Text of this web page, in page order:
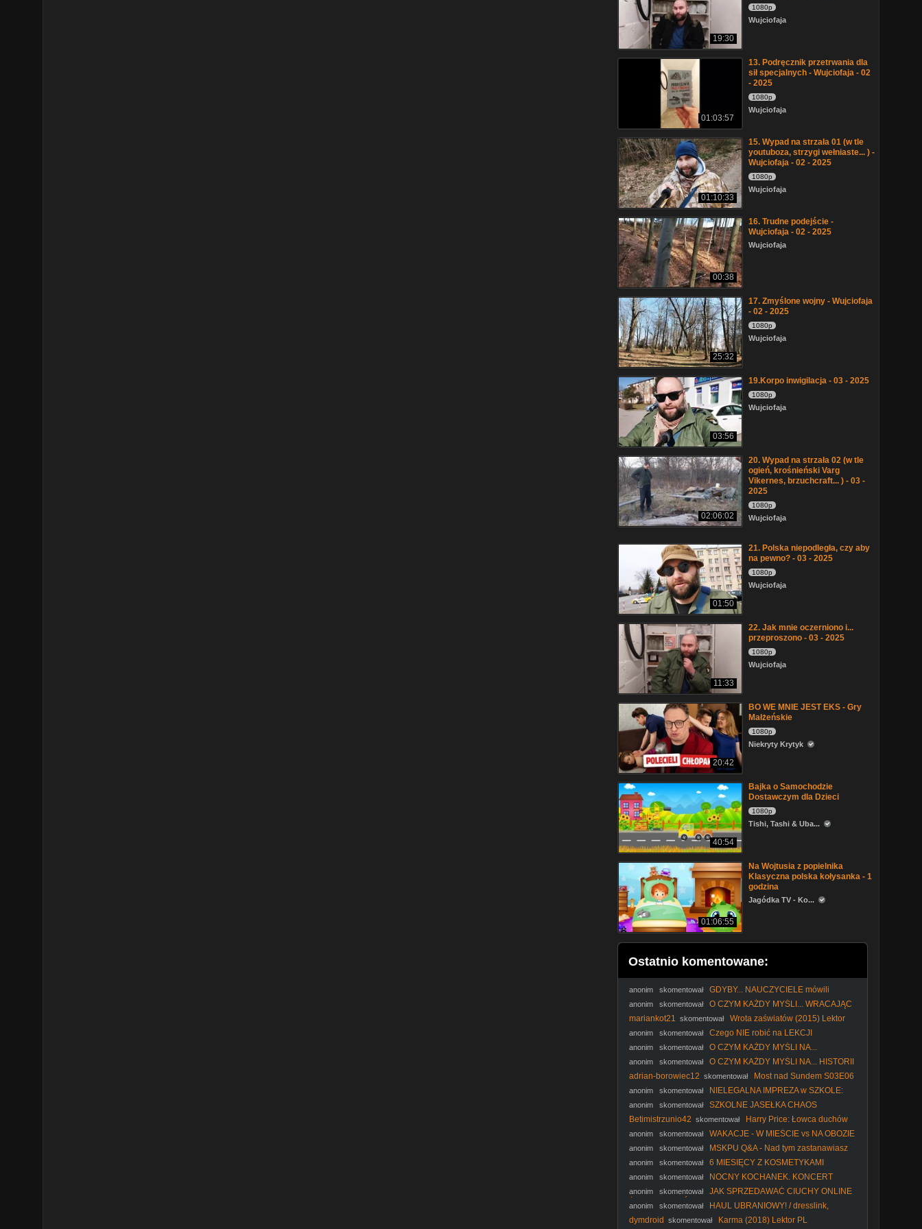
19:30
1080p
Wujciofaja
01:03:57
13. Podręcznik przetrwania dla
sił specjalnych - Wujciofaja - 02
- 2025
1080p
Wujciofaja
01:10:33
15. Wypad na strzała 01 (w tle
youtuboza, strzygi wełniaste... ) -
Wujciofaja - 02 - 2025
1080p
Wujciofaja
00:38
16. Trudne podejście -
Wujciofaja - 02 - 2025
Wujciofaja
25:32
17. Zmyślone wojny - Wujciofaja
- 02 - 2025
1080p
Wujciofaja
03:56
19.Korpo inwigilacja - 03 - 2025
1080p
Wujciofaja
02:06:02
20. Wypad na strzała 02 (w tle
ogień, krośnieński Varg
Vikernes, brzuchcraft... ) - 03 -
2025
1080p
Wujciofaja
01:50
21. Polska niepodległa, czy aby
na pewno? - 03 - 2025
1080p
Wujciofaja
11:33
22. Jak mnie oczerniono i...
przeproszono - 03 - 2025
1080p
Wujciofaja
20:42
BO WE MNIE JEST EKS - Gry
Małżeńskie
1080p
Niekryty Krytyk
40:54
Bajka o Samochodzie
Dostawczym dla Dzieci
1080p
Tishi, Tashi & Uba...
01:06:55
Na Wojtusia z popielnika
Klasyczna polska kołysanka - 1
godzina
Jagódka TV - Ko...
Ostatnio komentowane:
anonim skomentował
GDYBY... NAUCZYCIELE mówili
PRAWDĘ
anonim skomentował
O CZYM KAŻDY MYŚLI... WRACAJĄC
ZE SZKOŁY
mariankot21 skomentował
Wrota zaświatów (2015) Lektor
anonim skomentował Czego NIE robić na LEKCJI
anonim skomentował
O CZYM KAŻDY MYŚLI NA...
SPRAWDZIANIE
anonim skomentował
O CZYM KAŻDY MYŚLI NA... HISTORII
adrian-borowiec12 skomentował
Most nad Sundem S03E06
Lektor PL
anonim skomentował
NIELEGALNA IMPREZA w SZKOLE:
PART 2
anonim skomentował
SZKOLNE JASEŁKA CHAOS
Betimistrzunio42 skomentował
Harry Price: Łowca duchów
(2015) Lektor PL
anonim skomentował WAKACJE - W MIEŚCIE vs NA OBOZIE
anonim skomentował
MSKPU Q&A - Nad tym zastanawiasz
się zanim zaaplikujesz
anonim skomentował
6 MIESIĘCY Z KOSMETYKAMI
DOMOWEJ ROBOTY - feat BLOG FASOLKI
anonim skomentował NOCNY KOCHANEK. KONCERT
anonim skomentował
JAK SPRZEDAWAĆ CIUCHY ONLINE
ŻEBY ZAROBIĆ KASĘ
anonim skomentował
HAUL UBRANIOWY! / dresslink,
cndirect, lalalilo, ericdress, bransoletki przyjazni
dymdroid skomentował Karma (2018) Lektor PL